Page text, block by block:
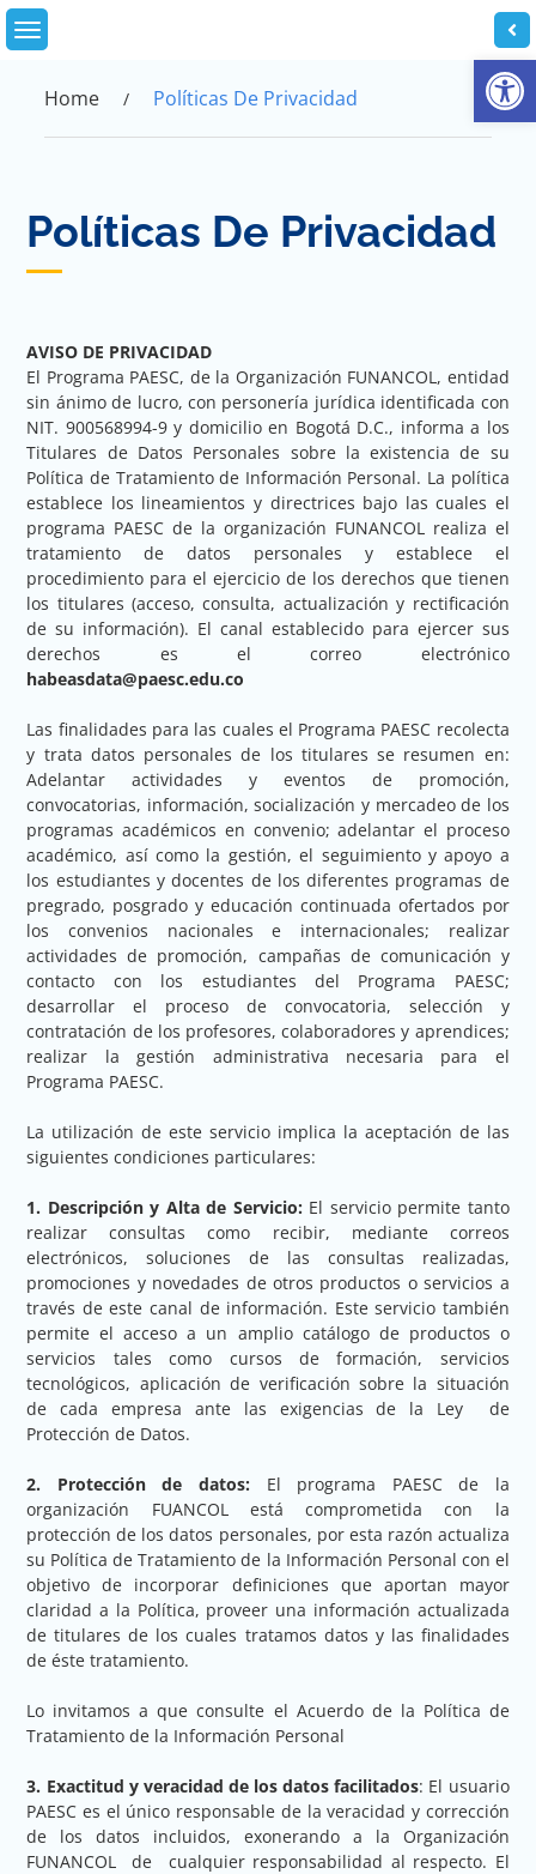
Skip
Home Políticas De Privacidad
Políticas De Privacidad
AVISO DE PRIVACIDAD
El Programa PAESC, de la Organización FUNANCOL, entidad
sin ánimo de lucro, con personería jurídica identificada con
NIT. 900568994-9 y domicilio en Bogotá D.C., informa a los
Titulares de Datos Personales sobre la existencia de su
Política de Tratamiento de Información Personal. La política
establece los lineamientos y directrices bajo las cuales el
programa PAESC de la organización FUNANCOL realiza el
tratamiento de datos personales y establece el
procedimiento para el ejercicio de los derechos que tienen
los titulares (acceso, consulta, actualización y rectificación
de su información). El canal establecido para ejercer sus
derechos es el correo electrónico
habeasdata@paesc.edu.co
Las finalidades para las cuales el Programa PAESC recolecta
y trata datos personales de los titulares se resumen en:
Adelantar actividades y eventos de promoción,
convocatorias, información, socialización y mercadeo de los
programas académicos en convenio; adelantar el proceso
académico, así como la gestión, el seguimiento y apoyo a
los estudiantes y docentes de los diferentes programas de
pregrado, posgrado y educación continuada ofertados por
los convenios nacionales e internacionales; realizar
actividades de promoción, campañas de comunicación y
contacto con los estudiantes del Programa PAESC;
desarrollar el proceso de convocatoria, selección y
contratación de los profesores, colaboradores y aprendices;
realizar la gestión administrativa necesaria para el
Programa PAESC.
La utilización de este servicio implica la aceptación de las
siguientes condiciones particulares:
1. Descripción y Alta de Servicio: El servicio permite tanto
realizar consultas como recibir, mediante correos
electrónicos, soluciones de las consultas realizadas,
promociones y novedades de otros productos o servicios a
través de este canal de información. Este servicio también
permite el acceso a un amplio catálogo de productos o
servicios tales como cursos de formación, servicios
tecnológicos, aplicación de verificación sobre la situación
de cada empresa ante las exigencias de la Ley de
Protección de Datos.
2. Protección de datos: El programa PAESC de la
organización FUANCOL está comprometida con la
protección de los datos personales, por esta razón actualiza
su Política de Tratamiento de la Información Personal con el
objetivo de incorporar definiciones que aportan mayor
claridad a la Política, proveer una información actualizada
de titulares de los cuales tratamos datos y las finalidades
de éste tratamiento.
Lo invitamos a que consulte el Acuerdo de la Política de
Tratamiento de la Información Personal
3. Exactitud y veracidad de los datos facilitados: El usuario
PAESC es el único responsable de la veracidad y corrección
de los datos incluidos, exonerando a la Organización
FUNANCOL de cualquier responsabilidad al respecto. El